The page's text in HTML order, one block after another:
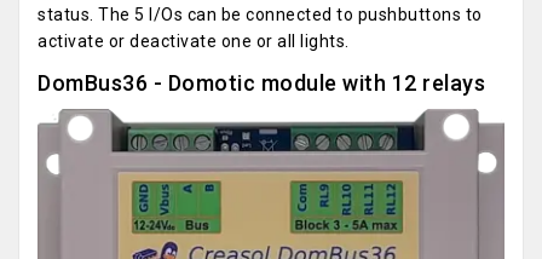
status. The 5 I/Os can be connected to pushbuttons to
activate or deactivate one or all lights.
DomBus36 - Domotic module with 12 relays